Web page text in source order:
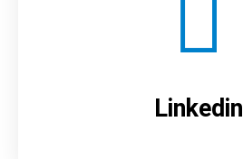
Linkedin